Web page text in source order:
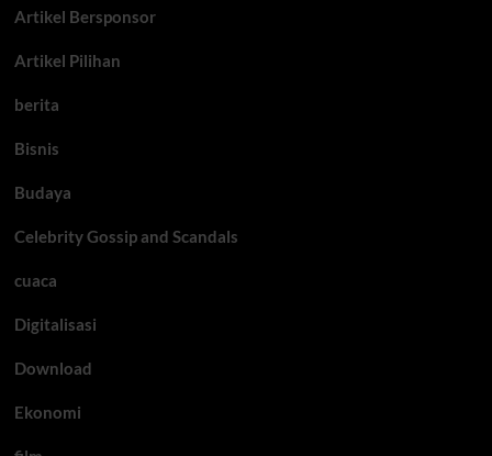
Artikel Bersponsor
Artikel Pilihan
berita
Bisnis
Budaya
Celebrity Gossip and Scandals
cuaca
Digitalisasi
Download
Ekonomi